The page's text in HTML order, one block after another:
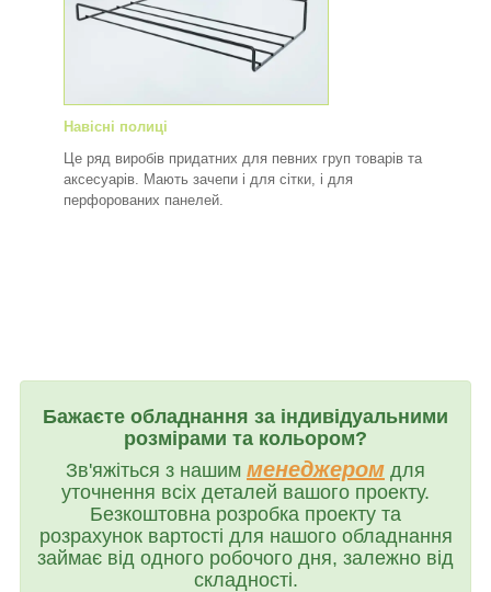
Навісні полиці
Це ряд виробів придатних для певних груп товарів та
аксесуарів. Мають зачепи і для сітки, і для
перфорованих панелей.
Бажаєте обладнання за індивідуальними
розмірами та кольором?
Зв'яжіться з нашим менеджером для
уточнення всіх деталей вашого проекту.
Безкоштовна розробка проекту та
розрахунок вартості для нашого обладнання
займає від одного робочого дня, залежно від
складності.